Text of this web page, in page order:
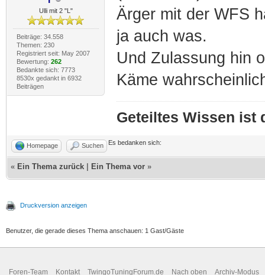
Ulli mit 2 "L"
Beiträge: 34.558
Themen: 230
Registriert seit: May 2007
Bewertung: 262
Bedankte sich: 7773
8530x gedankt in 6932
Beiträgen
Ärger mit der WFS
ja auch was.
Und Zulassung hin
Käme
Geteiltes Wissen ist
Homepage Suchen Es bedanken sich:
« Ein Thema zurück Ein Thema vor »
Druckversion anzeigen
Benutzer, die gerade dieses Thema anschauen: 1 Gast/Gäste
Foren-Team Kontakt TwingoTuningForum.de Nach oben Archiv-Modus